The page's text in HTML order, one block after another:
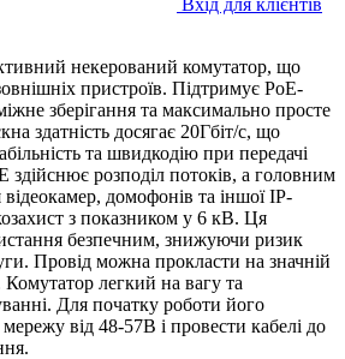
некерований комутатор, що
пристроїв. Підтримує PoE-
зберігання та максимально просте
здатність досягає 20Гбіт/с, що
та швидкодію при передачі
розподіл потоків, а головним
домофонів та іншої IP-
з показником у 6 кВ. Ця
безпечним, знижуючи ризик
Провід можна прокласти на значній
Комутатор легкий на вагу та
Для початку роботи його
від 48-57В і провести кабелі до